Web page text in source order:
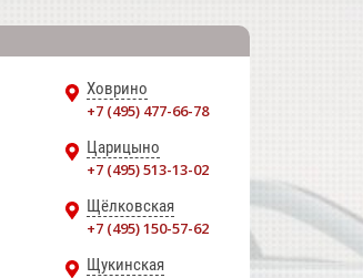
Ховрино
+7 (495) 477-66-78
Царицыно
+7 (495) 513-13-02
Щёлковская
+7 (495) 150-57-62
Щукинская